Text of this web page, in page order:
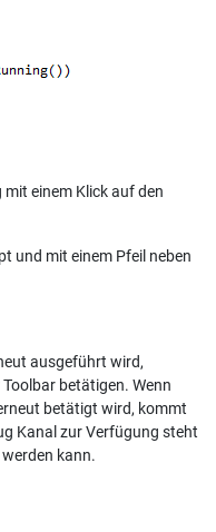
einem Klick auf den
und mit einem Pfeil neben
ausgeführt wird,
betätigen. Wenn
betätigt wird, kommt
Kanal zur Verfügung steht
kann.